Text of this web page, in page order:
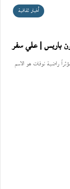
أخبار ثقافية
باريس | علي سفر
راضية نوفات هو الاسم